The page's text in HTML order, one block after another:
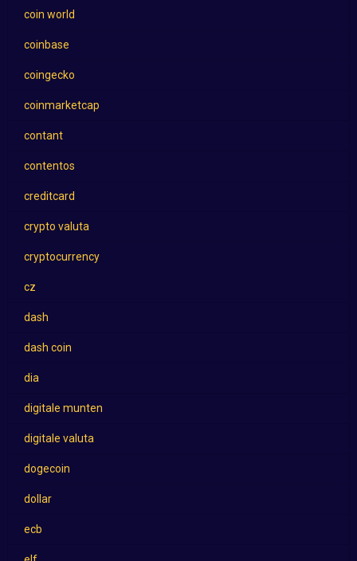
coin world
coinbase
coingecko
coinmarketcap
contant
contentos
creditcard
crypto valuta
cryptocurrency
cz
dash
dash coin
dia
digitale munten
digitale valuta
dogecoin
dollar
ecb